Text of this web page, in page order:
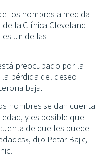
los hombres a medida
la Clínica Cleveland
un de las
preocupado por la
pérdida del deseo
baja.
hombres se dan cuenta
y es posible que
de que les puede
dijo Petar Bajic,